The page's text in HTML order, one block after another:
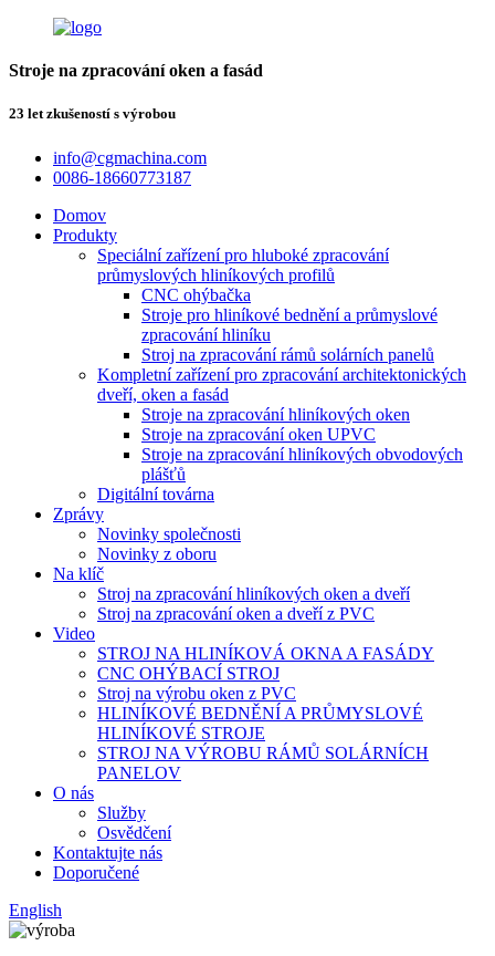
Stroje na zpracování oken a fasád
23 let zkušeností s výrobou
info@cgmachina.com
0086-18660773187
Domov
Produkty
Speciální zařízení pro hluboké zpracování
průmyslových hliníkových profilů
CNC ohýbačka
Stroje pro hliníkové bednění a průmyslové
zpracování hliníku
Stroj na zpracování rámů solárních panelů
Kompletní zařízení pro zpracování architektonických
dveří, oken a fasád
Stroje na zpracování hliníkových oken
Stroje na zpracování oken UPVC
Stroje na zpracování hliníkových obvodových
plášťů
Digitální továrna
Zprávy
Novinky společnosti
Novinky z oboru
Na klíč
Stroj na zpracování hliníkových oken a dveří
Stroj na zpracování oken a dveří z PVC
Video
STROJ NA HLINÍKOVÁ OKNA A FASÁDY
CNC OHÝBACÍ STROJ
Stroj na výrobu oken z PVC
HLINÍKOVÉ BEDNĚNÍ A PRŮMYSLOVÉ
HLINÍKOVÉ STROJE
STROJ NA VÝROBU RÁMŮ SOLÁRNÍCH
PANELOV
O nás
Služby
Osvědčení
Kontaktujte nás
Doporučené
English